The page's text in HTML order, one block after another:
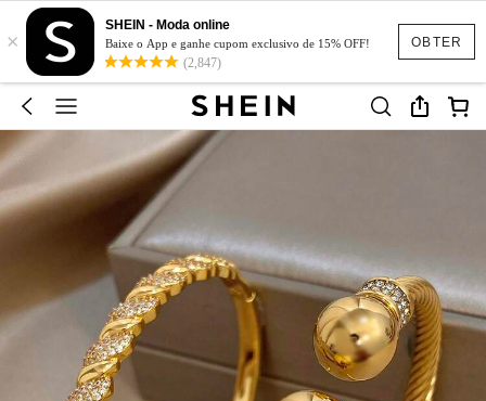
OBTER
×
SHEIN - Moda online
Baixe o App e ganhe cupom exclusivo de 15% OFF!
(2,847)